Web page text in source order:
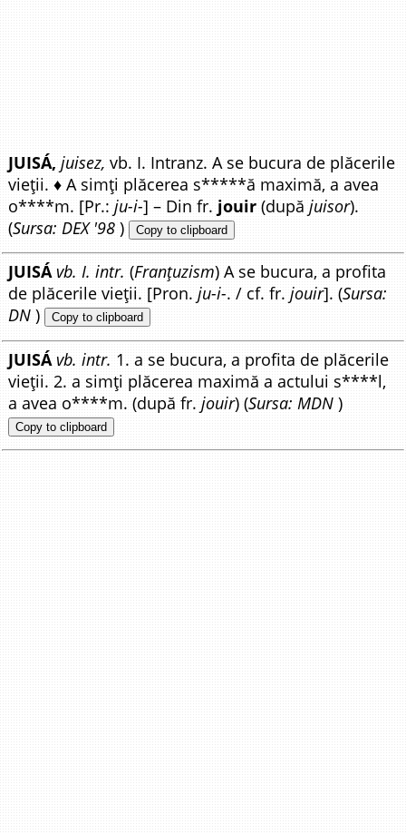
JUISÁ, juisez, vb. I. Intranz. A se bucura de plăcerile
vieții. ♦ A simți plăcerea s*****ă maximă, a avea
o****m. [Pr.:ju-i-] – Din fr. jouir (dupăjuisor).
(Sursa: DEX '98 ) Copy to clipboard
JUISÁ vb. I. intr. (Franțuzism) A se bucura, a profita
de plăcerile vieții. [Pron.ju-i-. / cf. fr.jouir]. (Sursa:
DN ) Copy to clipboard
JUISÁ vb. intr. 1. a se bucura, a profita de plăcerile
vieții. 2. a simți plăcerea maximă a actului s****l,
a avea o****m. (după fr.jouir) (Sursa: MDN )
Copy to clipboard